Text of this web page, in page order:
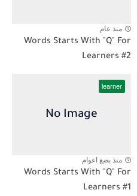
منذ عام
Words Starts With "Q" For
Learners #2
learner
منذ بضع اعوام
Words Starts With "Q" For
Learners #1